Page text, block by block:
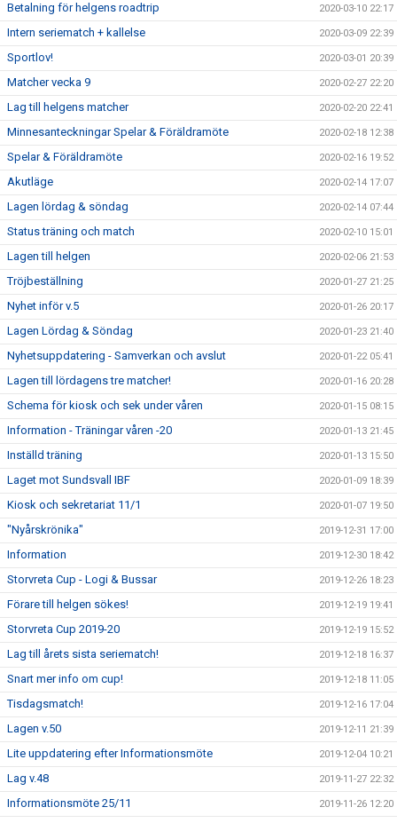
Betalning för helgens roadtrip 2020-03-10 22:17
Intern seriematch + kallelse 2020-03-09 22:39
Sportlov! 2020-03-01 20:39
Matcher vecka 9 2020-02-27 22:20
Lag till helgens matcher 2020-02-20 22:41
Minnesanteckningar Spelar & Föräldramöte 2020-02-18 12:38
Spelar & Föräldramöte 2020-02-16 19:52
Akutläge 2020-02-14 17:07
Lagen lördag & söndag 2020-02-14 07:44
Status träning och match 2020-02-10 15:01
Lagen till helgen 2020-02-06 21:53
Tröjbeställning 2020-01-27 21:25
Nyhet inför v.5 2020-01-26 20:17
Lagen Lördag & Söndag 2020-01-23 21:40
Nyhetsuppdatering - Samverkan och avslut 2020-01-22 05:41
Lagen till lördagens tre matcher! 2020-01-16 20:28
Schema för kiosk och sek under våren 2020-01-15 08:15
Information - Träningar våren -20 2020-01-13 21:45
Inställd träning 2020-01-13 15:50
Laget mot Sundsvall IBF 2020-01-09 18:39
Kiosk och sekretariat 11/1 2020-01-07 19:50
"Nyårskrönika" 2019-12-31 17:00
Information 2019-12-30 18:42
Storvreta Cup - Logi & Bussar 2019-12-26 18:23
Förare till helgen sökes! 2019-12-19 19:41
Storvreta Cup 2019-20 2019-12-19 15:52
Lag till årets sista seriematch! 2019-12-18 16:37
Snart mer info om cup! 2019-12-18 11:05
Tisdagsmatch! 2019-12-16 17:04
Lagen v.50 2019-12-11 21:39
Lite uppdatering efter Informationsmöte 2019-12-04 10:21
Lag v.48 2019-11-27 22:32
Informationsmöte 25/11 2019-11-26 12:20